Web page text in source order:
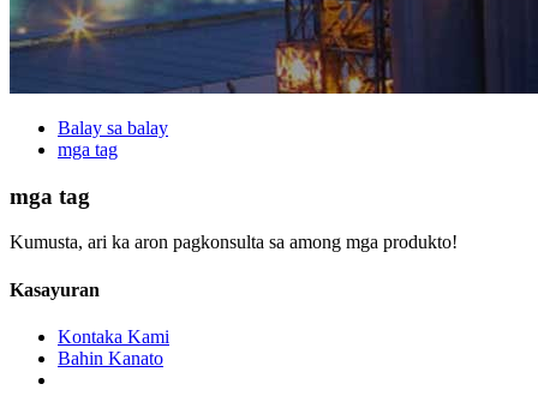
Balay sa balay
mga tag
mga tag
Kumusta, ari ka aron pagkonsulta sa among mga produkto!
Kasayuran
Kontaka Kami
Bahin Kanato